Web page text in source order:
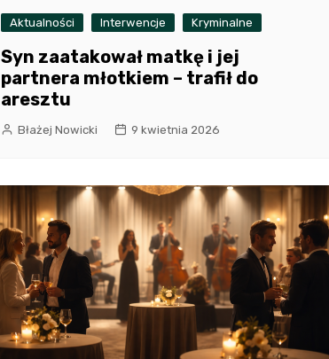
Aktualności Interwencje Kryminalne
Syn zaatakował matkę i jej
partnera młotkiem – trafił do
aresztu
Błażej Nowicki 9 kwietnia 2026